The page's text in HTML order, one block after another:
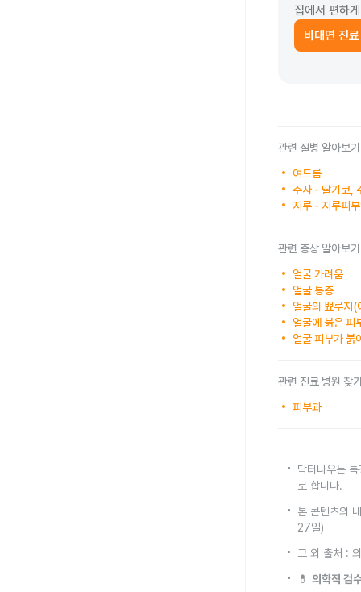
집에서 편하
비대면 진
관련 질병 알아보기
여드름
주사 - 딸기코,
지루 - 지루피
관련 증상 알아보기
얼굴 가려움
얼굴 통증
얼굴의 뾰루지(
얼굴에 붉은 피
얼굴 피부가 붉
관련 진료 병원 찾
피부과
닥터나우는
로 합니다.
본 콘텐츠의
27일)
그 외 출처 :
💊 의학적 검